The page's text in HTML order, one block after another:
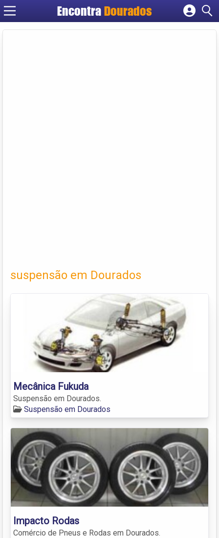
EncontraDourados
Cadastrar empresa
suspensão em Dourados
Mecânica Fukuda
Suspensão em Dourados.
Suspensão em Dourados
Impacto Rodas
Comércio de Pneus e Rodas em Dourados.